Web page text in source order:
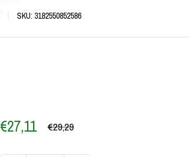
SKU: 3182550852586
Prezzo
scontato
€27,11 Prezzo
€29,29